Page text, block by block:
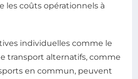
les coûts opérationnels à
individuelles comme le
transport alternatifs, comme
en commun, peuvent